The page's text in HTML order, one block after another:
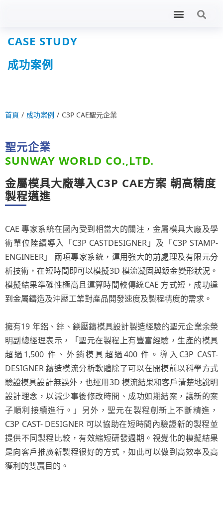
CASE STUDY
成功案例
首頁 / 成功案例 / C3P CAE聖元企業
聖元企業
SUNWAY WORLD CO.,LTD.
金屬模具大廠導入C3P CAE方案 朝高精度
製程邁進
CAE 專家系統在國內受到相當大的關注，金屬模具大廠及學
術單位陸續導入「C3P CASTDESIGNER」及「C3P STAMP-
ENGINEER」 兩項專家系統，運用強大的前處理及有限元分
析技術，在短時間即可以模擬3D 模流凝固與鈑金變形狀況。
模擬結果準確性極高且運算時間較傳統CAE 方式短，成功達
到金屬鑄造及沖壓工業對產品開發速度及製程精度的需求。
擁有19 年鋁、鋅、鎂壓鑄模具設計製造經驗的聖元企業余榮
明副總經理表示，「聖元在製程上有豐富經驗，生產的模具
超過1,500 件、外銷模具超過400 件。導入C3P CAST-
DESIGNER 鑄造模流分析軟體除了可以在開模前以科學方式
驗證模具設計無誤外，也運用3D 模流結果和客戶清楚地說明
設計理念，以減少事後修改時間、成功如期結案，讓新的案
子順利接續進行。」另外，聖元在製程創新上不斷精進，
C3P CAST- DESIGNER 可以協助在短時間內驗證新的製程並
提供不同製程比較，有效縮短研發週期。視覺化的模擬結果
是向客戶推廣新製程很好的方式，如此可以做到高效率及高
獲利的雙贏目的。